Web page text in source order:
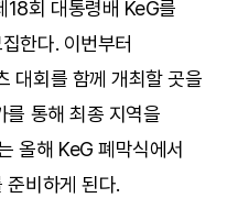
18회 대통령배 KeG를
한다. 이번부터
대회를 함께 개최할 곳을
를 통해 최종 지역을
올해 KeG 폐막식에서
준비하게 된다.